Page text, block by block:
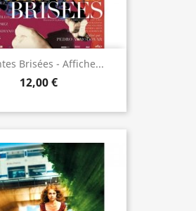
Brisées - Affiche...
12,00 €